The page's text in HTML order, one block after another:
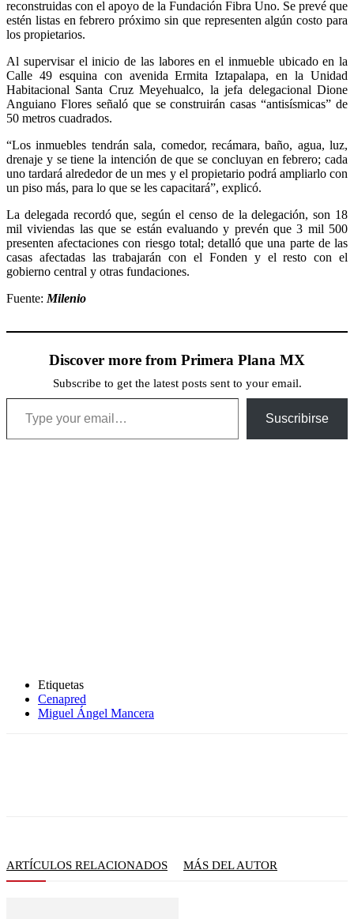
reconstruidas con el apoyo de la Fundación Fibra Uno. Se prevé que
estén listas en febrero próximo sin que representen algún costo para
los propietarios.
Al supervisar el inicio de las labores en el inmueble ubicado en la
Calle 49 esquina con avenida Ermita Iztapalapa, en la Unidad
Habitacional Santa Cruz Meyehualco, la jefa delegacional Dione
Anguiano Flores señaló que se construirán casas “antisísmicas” de
50 metros cuadrados.
“Los inmuebles tendrán sala, comedor, recámara, baño, agua, luz,
drenaje y se tiene la intención de que se concluyan en febrero; cada
uno tardará alrededor de un mes y el propietario podrá ampliarlo con
un piso más, para lo que se les capacitará”, explicó.
La delegada recordó que, según el censo de la delegación, son 18
mil viviendas las que se están evaluando y prevén que 3 mil 500
presenten afectaciones con riesgo total; detalló que una parte de las
casas afectadas las trabajarán con el Fonden y el resto con el
gobierno central y otras fundaciones.
Fuente: Milenio
Discover more from Primera Plana MX
Subscribe to get the latest posts sent to your email.
Type your email…
Suscribirse
Etiquetas
Cenapred
Miguel Ángel Mancera
ARTÍCULOS RELACIONADOS MÁS DEL AUTOR